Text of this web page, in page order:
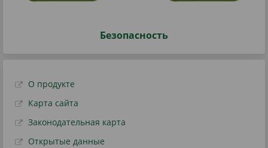
Безопасность
О продукте
Карта сайта
Законодательная карта
Открытые данные